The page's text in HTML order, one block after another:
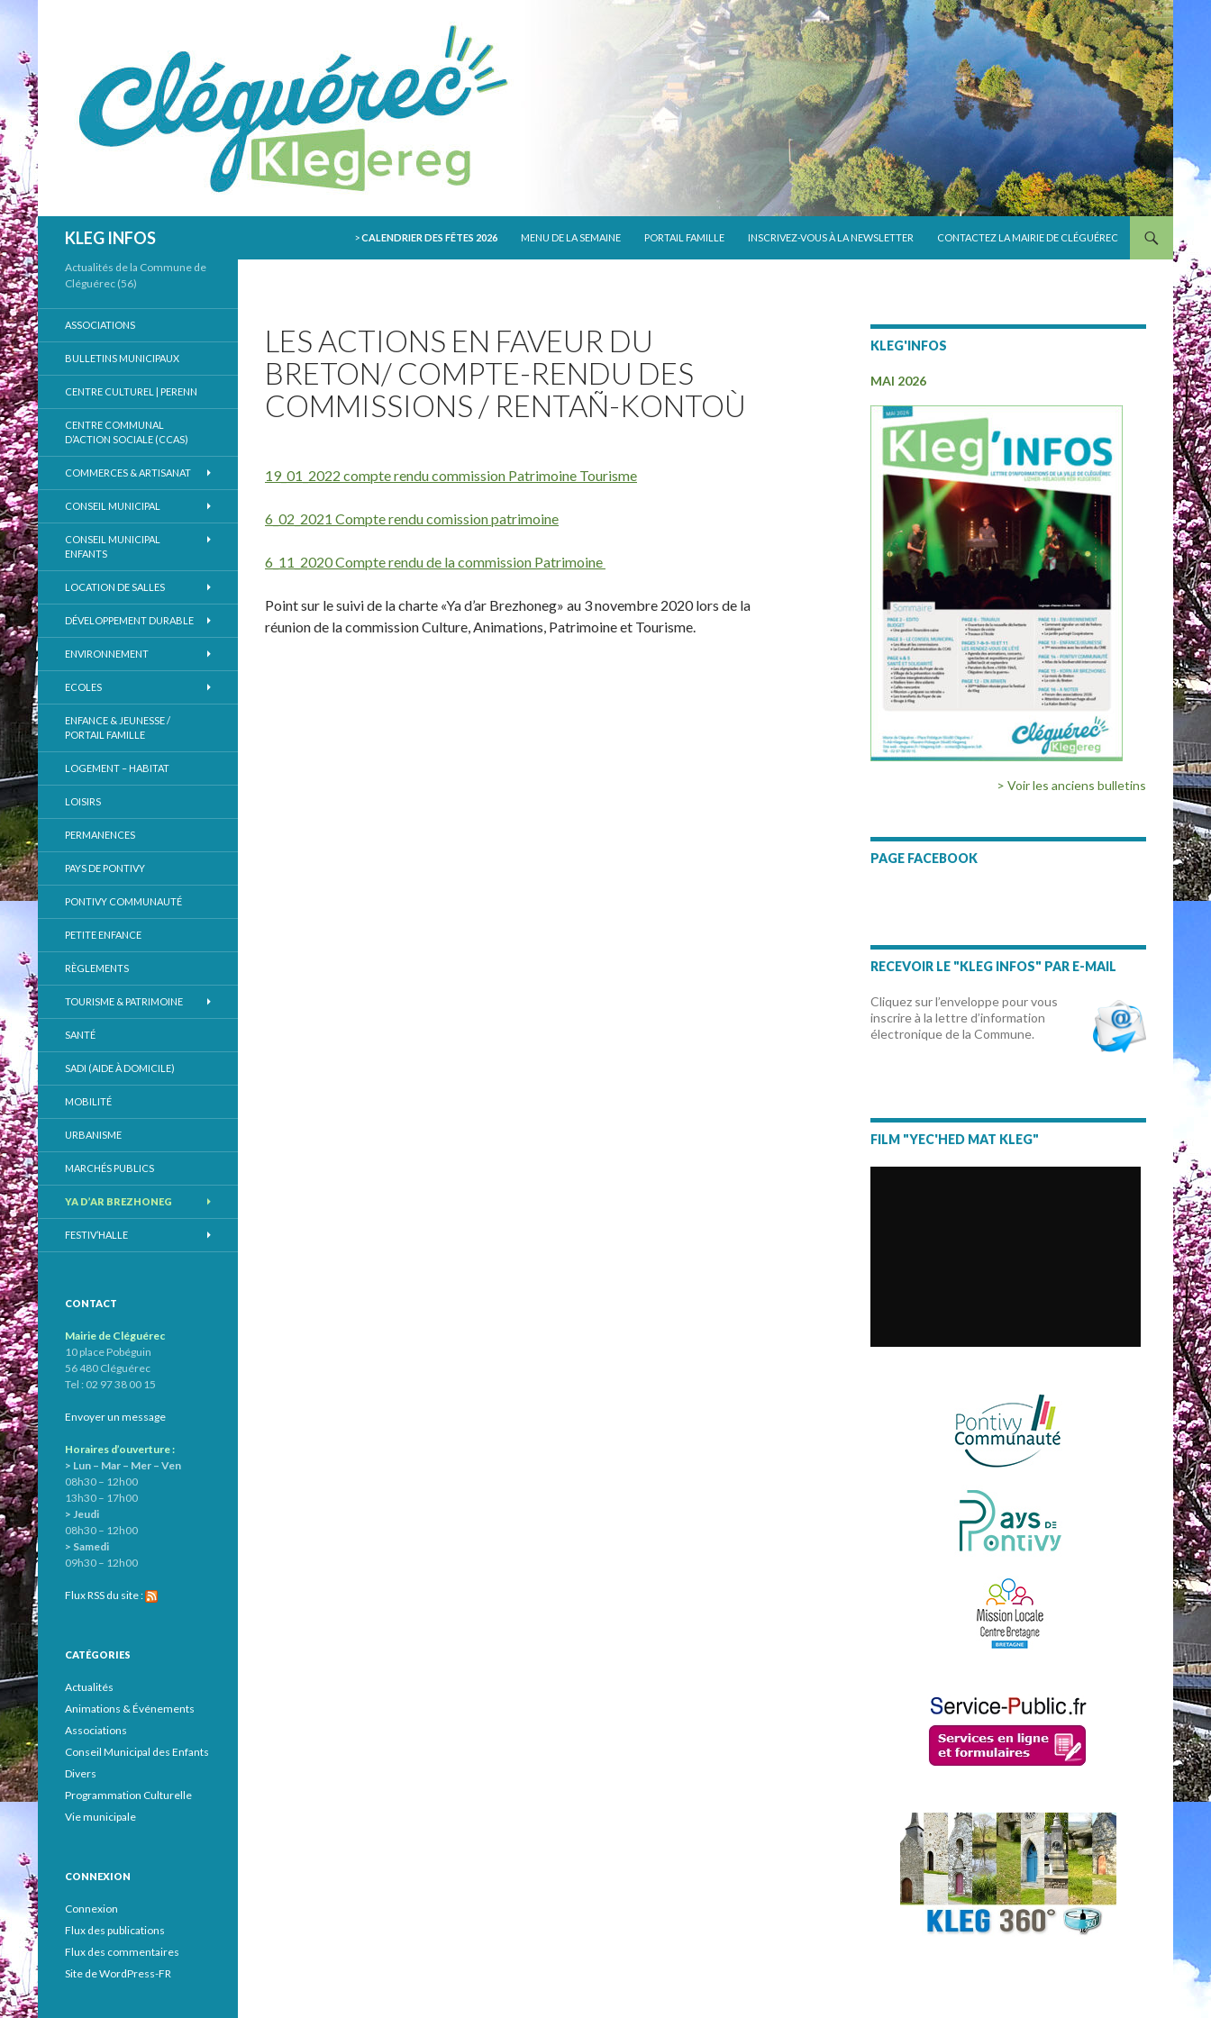
KLEG INFOS
>CALENDRIER DES FÊTES 2026 MENU DE LA SEMAINE PORTAIL FAMILLE INSCRIVEZ-VOUS À LA NEWSLETTER CONTACTEZ LA MAIRIE DE CLÉGUÉREC
LES ACTIONS EN FAVEUR DU
BRETON/ COMPTE-RENDU DES
COMMISSIONS / RENTAÑ-KONTOÙ
19_01_2022 compte rendu commission Patrimoine Tourisme
6_02_2021 Compte rendu comission patrimoine
6_11_2020 Compte rendu de la commission Patrimoine
Point sur le suivi de la charte «Ya d’ar Brezhoneg» au 3 novembre 2020 lors de la
réunion de la commission Culture, Animations, Patrimoine et Tourisme.
KLEG'INFOS
MAI 2026
> Voir les anciens bulletins
PAGE FACEBOOK
RECEVOIR LE "KLEG INFOS" PAR E-MAIL
Cliquez sur l’enveloppe pour vous
inscrire à la lettre d’information
électronique de la Commune.
FILM "YEC'HED MAT KLEG"
Actualités de la Commune de
Cléguérec (56)
ASSOCIATIONS
BULLETINS MUNICIPAUX
CENTRE CULTUREL | PERENN
CENTRE COMMUNAL
D’ACTION SOCIALE (CCAS)
COMMERCES & ARTISANAT
CONSEIL MUNICIPAL
CONSEIL MUNICIPAL
ENFANTS
LOCATION DE SALLES
DÉVELOPPEMENT DURABLE
ENVIRONNEMENT
ECOLES
ENFANCE & JEUNESSE /
PORTAIL FAMILLE
LOGEMENT – HABITAT
LOISIRS
PERMANENCES
PAYS DE PONTIVY
PONTIVY COMMUNAUTÉ
PETITE ENFANCE
RÈGLEMENTS
TOURISME & PATRIMOINE
SANTÉ
SADI (AIDE À DOMICILE)
MOBILITÉ
URBANISME
MARCHÉS PUBLICS
YA D’AR BREZHONEG
FESTIV’HALLE
CONTACT
Mairie de Cléguérec
10 place Pobéguin
56 480 Cléguérec
Tel : 02 97 38 00 15
Envoyer un message
Horaires d’ouverture :
> Lun – Mar – Mer – Ven
08h30 – 12h00
13h30 – 17h00
> Jeudi
08h30 – 12h00
> Samedi
09h30 – 12h00
Flux RSS du site :
CATÉGORIES
Actualités
Animations & Événements
Associations
Conseil Municipal des Enfants
Divers
Programmation Culturelle
Vie municipale
CONNEXION
Connexion
Flux des publications
Flux des commentaires
Site de WordPress-FR